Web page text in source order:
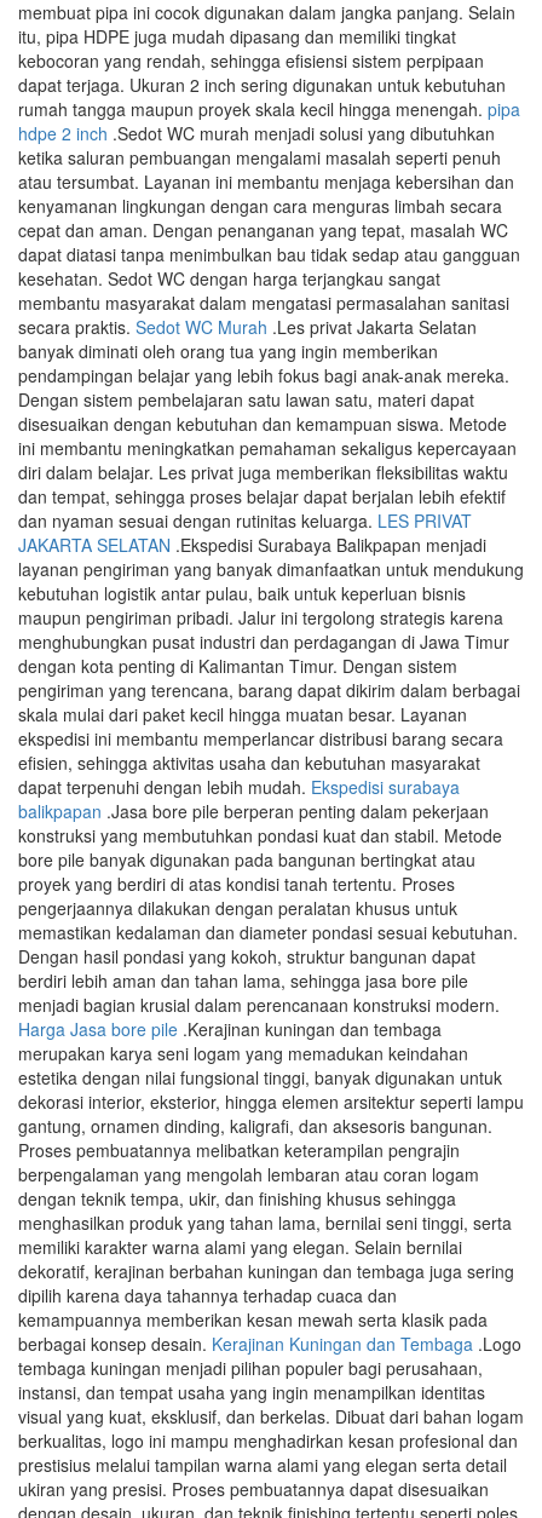
membuat pipa ini cocok digunakan dalam jangka panjang. Selain
itu, pipa HDPE juga mudah dipasang dan memiliki tingkat
kebocoran yang rendah, sehingga efisiensi sistem perpipaan
dapat terjaga. Ukuran 2 inch sering digunakan untuk kebutuhan
rumah tangga maupun proyek skala kecil hingga menengah. pipa
hdpe 2 inch .Sedot WC murah menjadi solusi yang dibutuhkan
ketika saluran pembuangan mengalami masalah seperti penuh
atau tersumbat. Layanan ini membantu menjaga kebersihan dan
kenyamanan lingkungan dengan cara menguras limbah secara
cepat dan aman. Dengan penanganan yang tepat, masalah WC
dapat diatasi tanpa menimbulkan bau tidak sedap atau gangguan
kesehatan. Sedot WC dengan harga terjangkau sangat
membantu masyarakat dalam mengatasi permasalahan sanitasi
secara praktis. Sedot WC Murah .Les privat Jakarta Selatan
banyak diminati oleh orang tua yang ingin memberikan
pendampingan belajar yang lebih fokus bagi anak-anak mereka.
Dengan sistem pembelajaran satu lawan satu, materi dapat
disesuaikan dengan kebutuhan dan kemampuan siswa. Metode
ini membantu meningkatkan pemahaman sekaligus kepercayaan
diri dalam belajar. Les privat juga memberikan fleksibilitas waktu
dan tempat, sehingga proses belajar dapat berjalan lebih efektif
dan nyaman sesuai dengan rutinitas keluarga. LES PRIVAT
JAKARTA SELATAN .Ekspedisi Surabaya Balikpapan menjadi
layanan pengiriman yang banyak dimanfaatkan untuk mendukung
kebutuhan logistik antar pulau, baik untuk keperluan bisnis
maupun pengiriman pribadi. Jalur ini tergolong strategis karena
menghubungkan pusat industri dan perdagangan di Jawa Timur
dengan kota penting di Kalimantan Timur. Dengan sistem
pengiriman yang terencana, barang dapat dikirim dalam berbagai
skala mulai dari paket kecil hingga muatan besar. Layanan
ekspedisi ini membantu memperlancar distribusi barang secara
efisien, sehingga aktivitas usaha dan kebutuhan masyarakat
dapat terpenuhi dengan lebih mudah. Ekspedisi surabaya
balikpapan .Jasa bore pile berperan penting dalam pekerjaan
konstruksi yang membutuhkan pondasi kuat dan stabil. Metode
bore pile banyak digunakan pada bangunan bertingkat atau
proyek yang berdiri di atas kondisi tanah tertentu. Proses
pengerjaannya dilakukan dengan peralatan khusus untuk
memastikan kedalaman dan diameter pondasi sesuai kebutuhan.
Dengan hasil pondasi yang kokoh, struktur bangunan dapat
berdiri lebih aman dan tahan lama, sehingga jasa bore pile
menjadi bagian krusial dalam perencanaan konstruksi modern.
Harga Jasa bore pile .Kerajinan kuningan dan tembaga
merupakan karya seni logam yang memadukan keindahan
estetika dengan nilai fungsional tinggi, banyak digunakan untuk
dekorasi interior, eksterior, hingga elemen arsitektur seperti lampu
gantung, ornamen dinding, kaligrafi, dan aksesoris bangunan.
Proses pembuatannya melibatkan keterampilan pengrajin
berpengalaman yang mengolah lembaran atau coran logam
dengan teknik tempa, ukir, dan finishing khusus sehingga
menghasilkan produk yang tahan lama, bernilai seni tinggi, serta
memiliki karakter warna alami yang elegan. Selain bernilai
dekoratif, kerajinan berbahan kuningan dan tembaga juga sering
dipilih karena daya tahannya terhadap cuaca dan
kemampuannya memberikan kesan mewah serta klasik pada
berbagai konsep desain. Kerajinan Kuningan dan Tembaga .Logo
tembaga kuningan menjadi pilihan populer bagi perusahaan,
instansi, dan tempat usaha yang ingin menampilkan identitas
visual yang kuat, eksklusif, dan berkelas. Dibuat dari bahan logam
berkualitas, logo ini mampu menghadirkan kesan profesional dan
prestisius melalui tampilan warna alami yang elegan serta detail
ukiran yang presisi. Proses pembuatannya dapat disesuaikan
dengan desain, ukuran, dan teknik finishing tertentu seperti poles